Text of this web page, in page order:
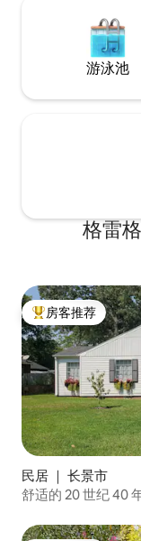
游泳池
格雷
热门「房客推荐」
房客推荐
民居 ｜ 长景市
舒适的 20 世纪 40